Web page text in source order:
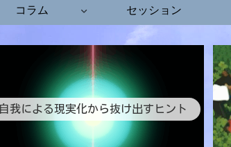
コラム セッション
自我による現実化から抜け出すヒント